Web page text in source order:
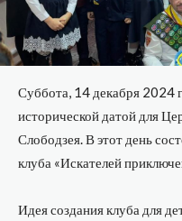
Суббота, 14 декабря 2024
исторической датой для
Слободзея. В этот день
клуба «Искателей
Идея создания клуба для